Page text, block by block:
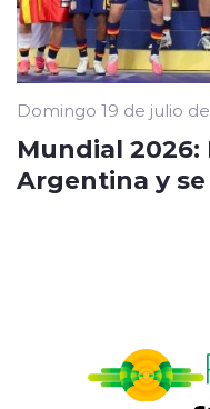
Domingo 19 de julio
Mundial 2026:
Argentina y